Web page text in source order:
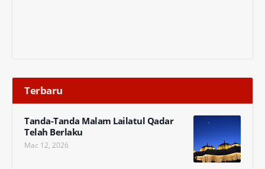
Terbaru
Tanda-Tanda Malam Lailatul Qadar
Telah Berlaku
Mac 12, 2026